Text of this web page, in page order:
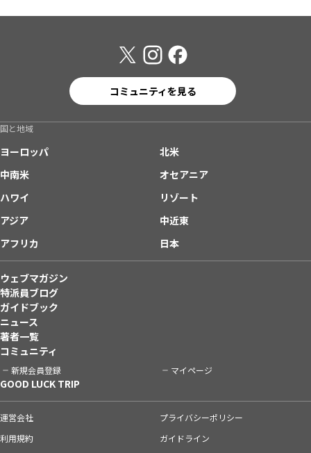
コミュニティを見る
国と地域
ヨーロッパ
北米
中南米
オセアニア
ハワイ
リゾート
アジア
中近東
アフリカ
日本
ウェブマガジン
特派員ブログ
ガイドブック
ニュース
著者一覧
コミュニティ
新規会員登録 マイページ
GOOD LUCK TRIP
運営会社
プライバシーポリシー
利用規約
ガイドライン